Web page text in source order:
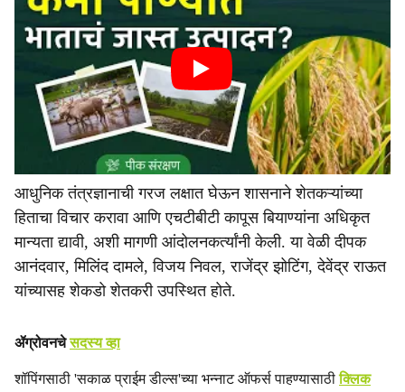
आधुनिक तंत्रज्ञानाची गरज लक्षात घेऊन शासनाने शेतकऱ्यांच्या
हिताचा विचार करावा आणि एचटीबीटी कापूस बियाण्यांना अधिकृत
मान्यता द्यावी, अशी मागणी आंदोलनकर्त्यांनी केली. या वेळी दीपक
आनंदवार, मिलिंद दामले, विजय निवल, राजेंद्र झोटिंग, देवेंद्र राऊत
यांच्यासह शेकडो शेतकरी उपस्थित होते.
ॲग्रोवनचेसदस्य व्हा
शॉपिंगसाठी 'सकाळ प्राईम डील्स'च्या भन्नाट ऑफर्स पाहण्यासाठीक्लिक